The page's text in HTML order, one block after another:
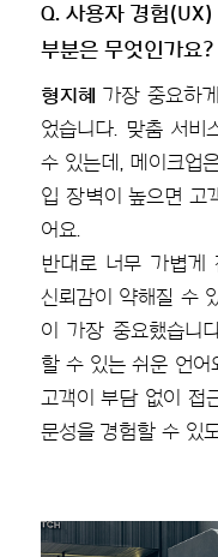
Q. 사용자 경험
부분은 무엇인가요?
형지혜
가장 중요하
었습니다. 맞춤 서비
수 있는데, 메이크업
입 장벽이 높으면 고
어요.
반대로 너무 가볍게
신뢰감이 약해질 수
이 가장 중요했습니
할 수 있는 쉬운 언어
고객이 부담 없이 접
문성을 경험할 수 있